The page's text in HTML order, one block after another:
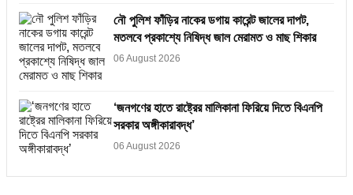
নৌ পুলিশ ফাঁড়ির নাকের ডগায় কারেন্ট জালের দাপট,
মতলবে প্রকাশ্যে নিষিদ্ধ জাল মেরামত ও মাছ শিকার
06 August 2026
‘জনগণের হাতে রাষ্ট্রের মালিকানা ফিরিয়ে দিতে বিএনপি
সরকার অঙ্গীকারাবদ্ধ’
06 August 2026